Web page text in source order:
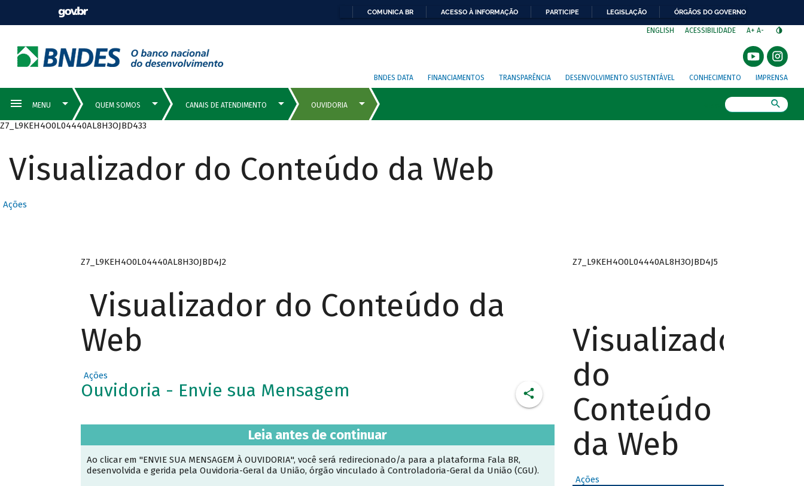
COMUNICA BR ACESSO À INFORMAÇÃO PARTICIPE LEGISLAÇÃO ÓRGÃOS DO GOVERNO
ENGLISH ACESSIBILIDADE A+ A-
BNDES DATA FINANCIAMENTOS TRANSPARÊNCIA DESENVOLVIMENTO SUSTENTÁVEL CONHECIMENTO IMPRENSA
Z7_L9KEH4O0L04440AL8H3OJBD433
Visualizador do Conteúdo da Web
Ações
Z7_L9KEH4O0L04440AL8H3OJBD4J2
Visualizador do Conteúdo da
Web
Ações
Ouvidoria - Envie sua Mensagem
Leia antes de continuar
Ao clicar em "ENVIE SUA MENSAGEM À OUVIDORIA", você será redirecionado/a para a plataforma Fala BR,
desenvolvida e gerida pela Ouvidoria-Geral da União, órgão vinculado à Controladoria-Geral da União (CGU).
Z7_L9KEH4O0L04440AL8H3OJBD4J5
Visualizador
do
Conteúdo
da Web
Ações